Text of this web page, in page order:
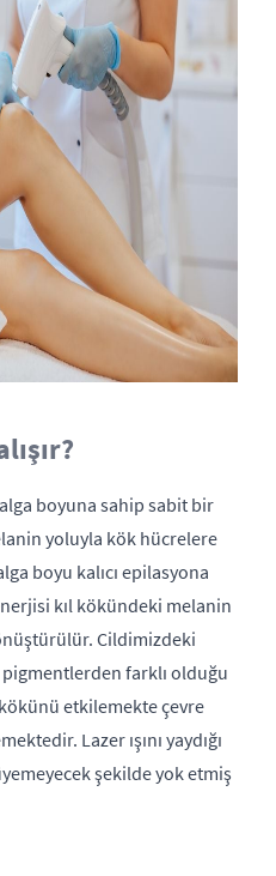
boyuna sahip sabit bir
yoluyla kök hücrelere
boyu kalıcı epilasyona
kıl kökündeki melanin
Cildimizdeki
farklı olduğu
kökünü etkilemekte çevre
Lazer ışını yaydığı
şekilde yok etmiş